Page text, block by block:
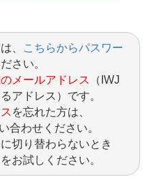
、
こちらからパスワー
さい。
メールアドレス
（IWJ
アドレス）です。
を忘れた方は、
合わせください。
切り替わらないとき
お試しください。